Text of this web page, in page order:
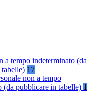
a tempo indeterminato (da
17
non a tempo
(da pubblicare in tabelle) 1